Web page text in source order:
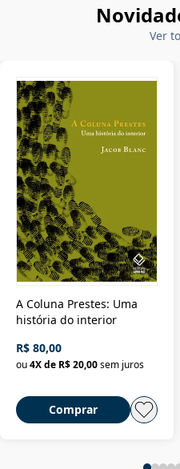
Ver
A Coluna Prestes: Uma
história do interior
R$ 80,00
ou4X de R$ 20,00sem juros
Comprar